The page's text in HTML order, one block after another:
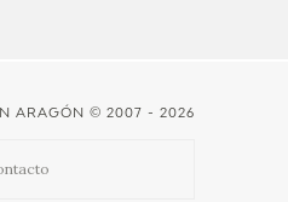
ARAGÓN © 2007 - 2026